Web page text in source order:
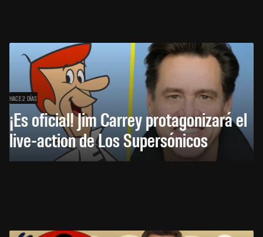
HACE 2 DÍAS
¡Es oficial! Jim Carrey protagonizará el
live-action de Los Supersónicos